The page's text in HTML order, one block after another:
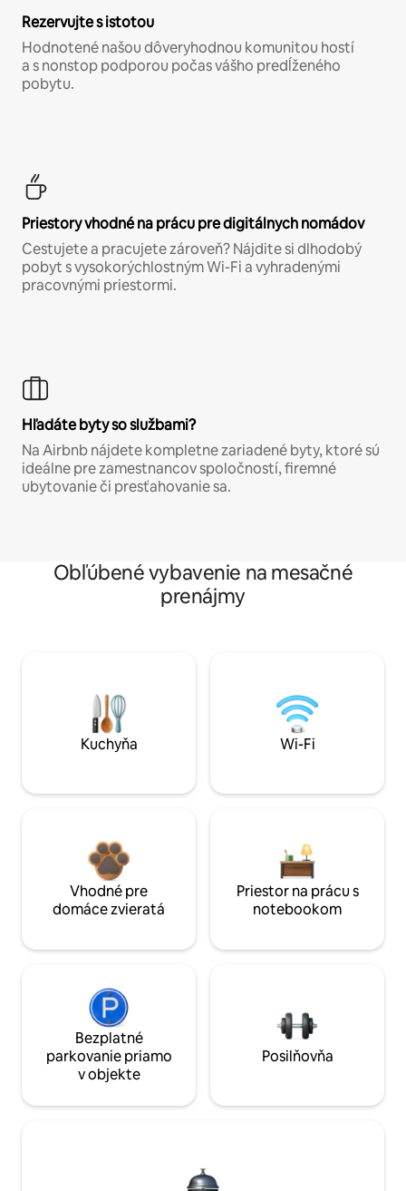
Rezervujte s istotou
Hodnotené našou dôveryhodnou komunitou hostí
a s nonstop podporou počas vášho predĺženého
pobytu.
Priestory vhodné na prácu pre digitálnych nomádov
Cestujete a pracujete zároveň? Nájdite si dlhodobý
pobyt s vysokorýchlostným Wi-Fi a vyhradenými
pracovnými priestormi.
Hľadáte byty so službami?
Na Airbnb nájdete kompletne zariadené byty, ktoré sú
ideálne pre zamestnancov spoločností, firemné
ubytovanie či presťahovanie sa.
Obľúbené vybavenie na mesačné
prenájmy
Kuchyňa Wi-Fi
Vhodné pre
domáce zvieratá
Priestor na prácu s
notebookom
Bezplatné
parkovanie priamo
v objekte
Posilňovňa